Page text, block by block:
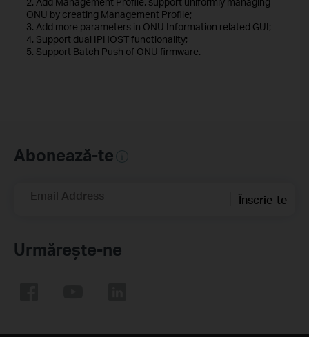
ONU by creating Management Profile;
3. Add more parameters in ONU Information related GUI;
4. Support dual IPHOST functionality;
5. Support Batch Push of ONU firmware.
Abonează-te
Email Address Înscrie-te
Urmărește-ne